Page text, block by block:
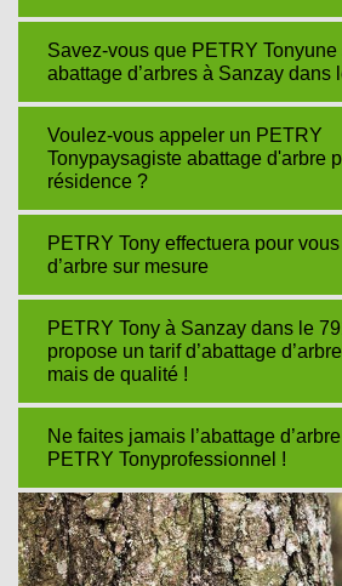
Savez-vous que PETRY Tonyune
abattage d’arbres à Sanzay dans
Voulez-vous appeler un PETRY
Tonypaysagiste abattage d'arbre
résidence ?
PETRY Tony effectuera pour
d’arbre sur mesure
PETRY Tony à Sanzay dans le
propose un tarif d’abattage
mais de qualité !
Ne faites jamais l’abattage
PETRY Tonyprofessionnel !